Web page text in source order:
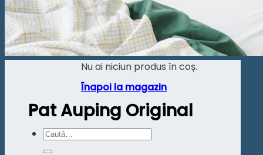
Nu ai niciun produs în coș.
Înapoi la magazin
Caută
după:
Pat Auping Original